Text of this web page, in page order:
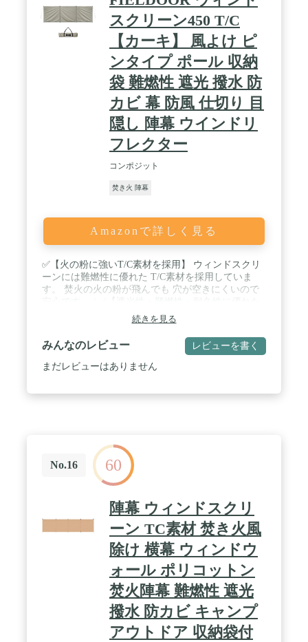
スクリーン450 T/C
【カーキ】 風よけ ピ
ンタイプ ポール 収納
袋 難燃性 遮光 撥水 防
カビ 幕 防風 仕切り 目
隠し 陣幕 ウインドリ
フレクター
コンポジット
焚き火 陣幕
Amazonで詳しく見る
✅【火の粉に強いT/C素材を採用】 ウィンドスクリ
ーンには難燃性に優れた T/C素材を採用していま
す。 焚火の火の粉が飛んでも 穴が空きにくいので
T/C素材】 ウィンドスクリーンにはT/C生地を採
用。 T/C生地は遮光性、難燃性、耐久性に優れてい
る生地です。 キャンプの醍醐味である「焚火」をし
ている時でも 火の粉で穴が空きにくいといった特徴
を持つ素材です。 / ✅【設置しやすいポール】 付属
また撥水加工と防カビ加工が施されているので 急な
雨でも安心して使用できます。 / ✅【商品詳細】 サ
イズ 本体サイズ :(約)450cm×143cm 収納時 :
(約)63cm×15cm×15cm 重量 (約)4kg 材質 ・本体：ポ
リエステル65％、コットン35％ ・ポール：スチール
耐水圧 428mm 付属品 ・本体×1 ・ポール×4 ・ペグ
×6 ・ロープ×2 ・ロープ（二又）×2 ・収納バッグ×1
・取扱説明書(日本語) ※商品は、モニターによって
色合いが異なって見える場合があります。 ※仕様・
デザインは改良のため予告なく変更することがあり
ます。 / [こんな商品をお探しの方に] 風防 防風 風
除け 風よけ スクリーン ウインドスクリーン フィー
ルドスクリーン 難燃布 難燃 撥水 防カビ T/C TC ポ
リコットン ペグダウン 固定式 折り畳み 折りたたみ
組み立て 陣幕 陣幕型 プライバシー保護 焚き火台
焚火 火の粉 グリルスタンド 焚き火スタンド 囲炉裏
続きを見る
みんなのレビュー レビューを書く
まだレビューはありません
No.16 60
陣幕 ウィンドスクリ
ーン TC素材 焚き火風
除け 横幕 ウィンドウ
ォール ポリコットン
焚火陣幕 難燃性 遮光
撥水 防カビ キャンプ
アウトドア 収納袋付